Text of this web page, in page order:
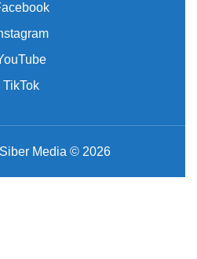
TikTok
Media © 2026